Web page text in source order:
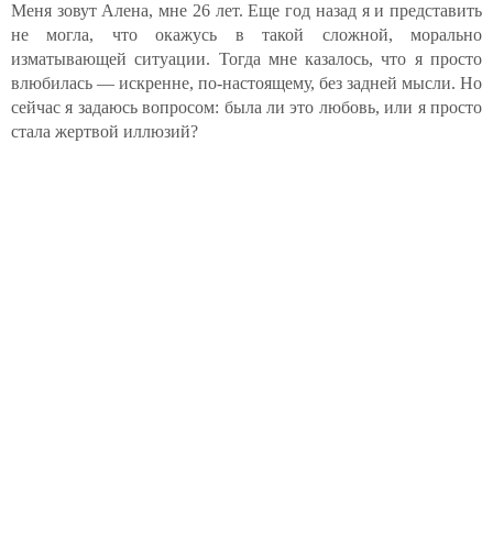
Меня зовут Алена, мне 26 лет. Еще год назад я и представить
не могла, что окажусь в такой сложной, морально
изматывающей ситуации. Тогда мне казалось, что я просто
влюбилась — искренне, по-настоящему, без задней мысли. Но
сейчас я задаюсь вопросом: была ли это любовь, или я просто
стала жертвой иллюзий?